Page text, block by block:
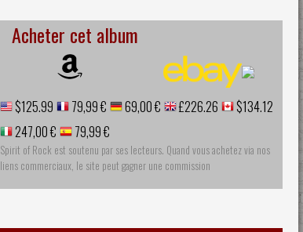
Acheter cet album
$125.99 79,99 € 69,00 € £226.26
$134.12
247,00 €
79,99 €
Spirit of Rock est soutenu par ses lecteurs. Quand vous achetez via nos
liens commerciaux, le site peut gagner une commission